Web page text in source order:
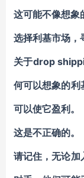
这可能不像想象
选择利基市场，
关于drop
何可以想象的利
可以使它盈利。
这是不正确的。
请记住，无论加